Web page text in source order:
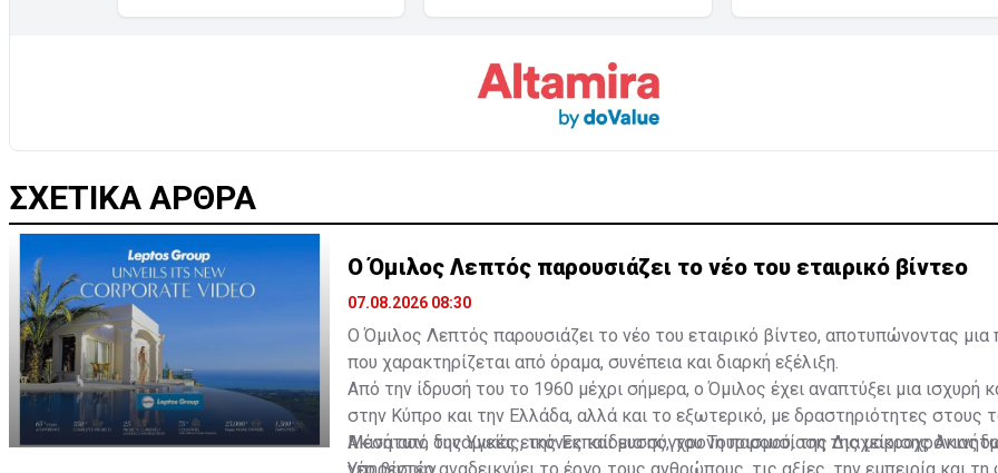
ΣΧΕΤΙΚΑ ΑΡΘΡΑ
Ο Όμιλος Λεπτός παρουσιάζει το νέο του εταιρικό βίντεο
07.08.2026 08:30
Ο Όμιλος Λεπτός παρουσιάζει το νέο του εταιρικό βίντεο, αποτυπώνοντας
που χαρακτηρίζεται από όραμα, συνέπεια και διαρκή εξέλιξη.
Από την ίδρυσή του το 1960 μέχρι σήμερα, ο Όμιλος έχει αναπτύξει μια ισχυρή
στην Κύπρο και την Ελλάδα, αλλά και το εξωτερικό, με δραστηριότητες στους
Ακινήτων, της Υγείας, της Εκπαίδευσης, του Τουρισμού, της Διαχείρισης
Υπηρεσιών.
Μέσα από δυναμικές εικόνες και μια σύγχρονη παρουσίαση της μακροχρόνιας
νέο βίντεο αναδεικνύει το έργο, τους ανθρώπους, τις αξίες, την εμπειρία και τη